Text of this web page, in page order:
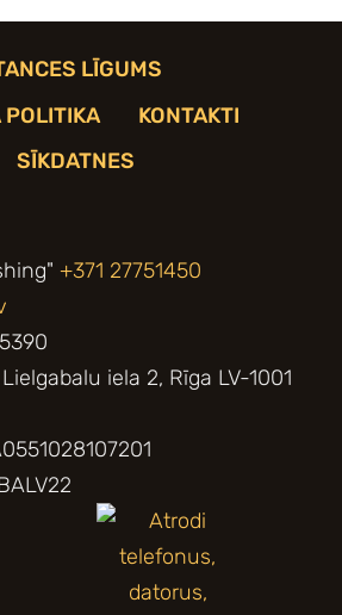
LĪGUMS
POLITIKA
KONTAKTI
SĪKDATNES
+371 27751450
iela 2, Rīga LV-1001